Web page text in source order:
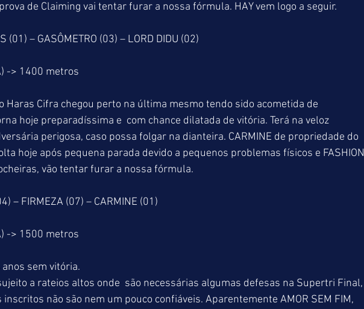
de Claiming vai tentar furar a nossa fórmula. HAY vem logo a seguir.
(01) – GASÔMETRO (03) – LORD DIDU (02)
-> 1400 metros
Haras Cifra chegou perto na última mesmo tendo sido acometida de
hoje preparadíssima e  com chance dilatada de vitória. Terá na veloz
perigosa, caso possa folgar na dianteira. CARMINE de propriedade do
hoje após pequena parada devido a pequenos problemas físicos e FASHION
vão tentar furar a nossa fórmula.
– FIRMEZA (07) – CARMINE (01)
-> 1500 metros
sem vitória.
a rateios altos onde  são necessárias algumas defesas na Supertri Final,
inscritos não são nem um pouco confiáveis. Aparentemente AMOR SEM FIM,